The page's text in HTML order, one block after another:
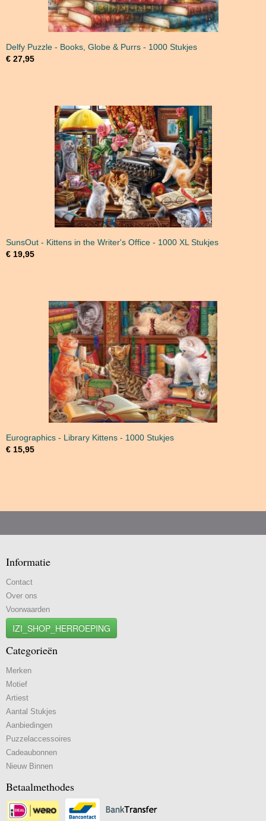
Delfy Puzzle - Books, Globe & Purrs - 1000 Stukjes
€ 27,95
SunsOut - Kittens in the Writer's Office - 1000 XL Stukjes
€ 19,95
Eurographics - Library Kittens - 1000 Stukjes
€ 15,95
Informatie
Contact
Over ons
Voorwaarden
IZI_SHOP_HERROEPING
Categorieën
Merken
Motief
Artiest
Aantal Stukjes
Aanbiedingen
Puzzelaccessoires
Cadeaubonnen
Nieuw Binnen
Betaalmethodes